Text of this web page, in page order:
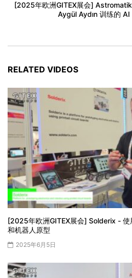
[2025年欧洲GITEX展会]
Aygül Aydın 训练的
RELATED VIDEOS
[2025年欧洲GITEX展会] Solderix - 使
和机器人原型
2025年6月5日